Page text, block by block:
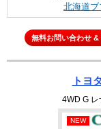
北海道
無料お問い合わせ &
トヨ
4WD G
NEW